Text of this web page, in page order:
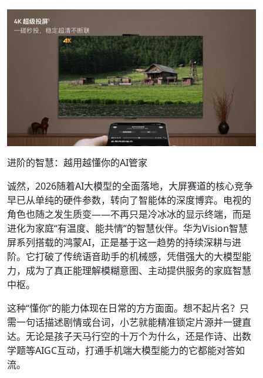
进阶的智慧：越用越懂你的AI管家
诚然，2026随着AI大模型的全面落地，大屏赛道的核心竞争
早已从单纯的硬件参数，转向了智能体的深度博弈。电视的
角色也随之发生质变——不再只是冷冰冰的显示终端，而是
进化为家庭“有温度、能共情”的智慧伙伴。华为Vision智慧
屏系列搭载的鸿蒙AI，正是基于这一趋势的持续深耕与进
阶。它打破了传统语音助手的机械感，凭借强大的大模型能
力，成为了真正能理解模糊意图、主动提供服务的家庭智慧
中枢。
这种“懂你”的能力体现在日常的方方面面。想不起片名？只
需一句话描述剧情或台词，小艺就能精准锁定片源并一键直
达。无论是孩子天马行空的十万个为什么，还是作诗、出数
学题等AIGC互动，打通手机端大模型能力的它都能对答如
流。